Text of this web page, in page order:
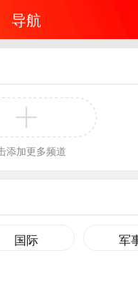
导航
添加更多频道
国际 军